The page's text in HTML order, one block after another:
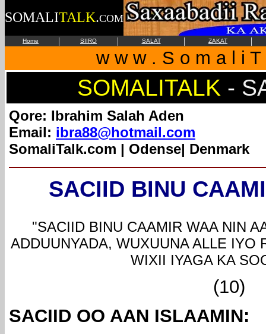
SOMALITALK.COM
Home | SIIRO | SALAT | ZAKAT |
w w w . S o m a l i
SOMALITALK -
Qore: Ibrahim Salah Aden
Email: ibra88@hotmail.com
SomaliTalk.com | Odense| Denmark
SACIID BINU
"SACIID BINU CAAMIR WAA NIN
ADDUUNYADA, WUXUUNA ALLE IYO
WIXII IYAGA KA
(10)
SACIID OO AAN ISLAAMIN: